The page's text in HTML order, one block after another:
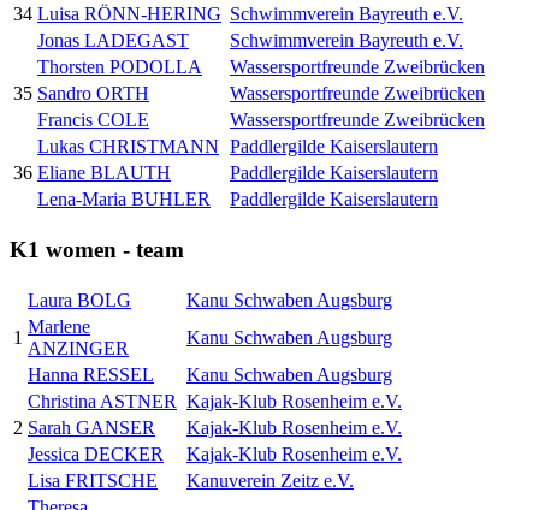
34 Luisa RÖNN-HERING Schwimmverein Bayreuth e.V.
Jonas LADEGAST
Schwimmverein Bayreuth e.V.
35
Thorsten PODOLLA
Wassersportfreunde Zweibrücken
Sandro ORTH
Wassersportfreunde Zweibrücken
Francis COLE
Wassersportfreunde Zweibrücken
36
Lukas CHRISTMANN Paddlergilde Kaiserslautern
Eliane BLAUTH
Paddlergilde Kaiserslautern
Lena-Maria BUHLER
Paddlergilde Kaiserslautern
K1 women - team
1
Laura BOLG
Kanu Schwaben Augsburg
Marlene
ANZINGER
Kanu Schwaben Augsburg
Hanna RESSEL
Kanu Schwaben Augsburg
2
Christina ASTNER Kajak-Klub Rosenheim e.V.
Sarah GANSER
Kajak-Klub Rosenheim e.V.
Jessica DECKER
Kajak-Klub Rosenheim e.V.
Lisa FRITSCHE
Kanuverein Zeitz e.V.